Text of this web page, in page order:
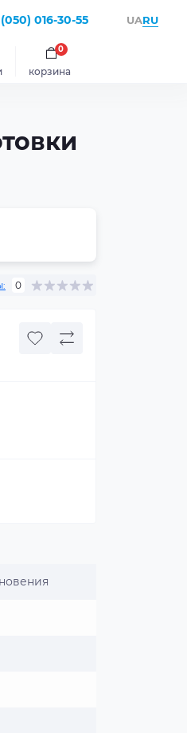
(050) 016-30-55 UARU
корзина
0
0